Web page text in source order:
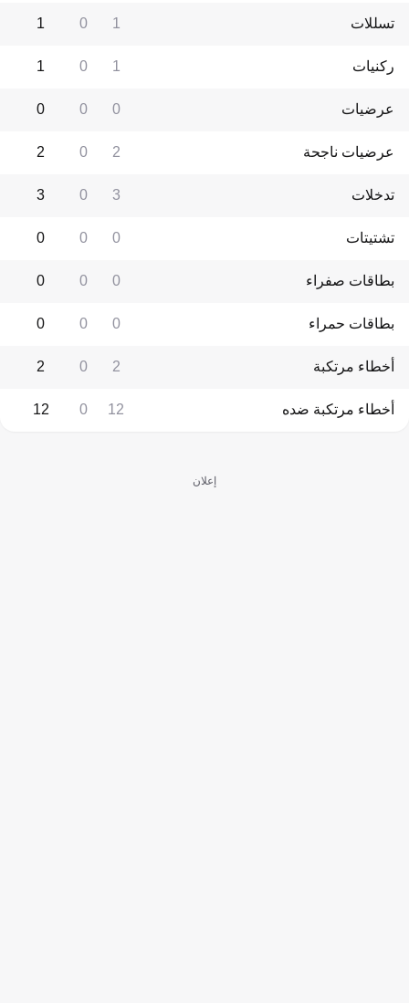
تسللات 1
0
1
ركنيات 1
0
1
عرضيات 0
0
0
عرضيات ناجحة 2
0
2
تدخلات 3
0
3
تشتيتات 0
0
0
بطاقات صفراء 0
0
0
بطاقات حمراء 0
0
0
أخطاء مرتكبة 2
0
2
أخطاء مرتكبة ضده 12
0
12
إعلان